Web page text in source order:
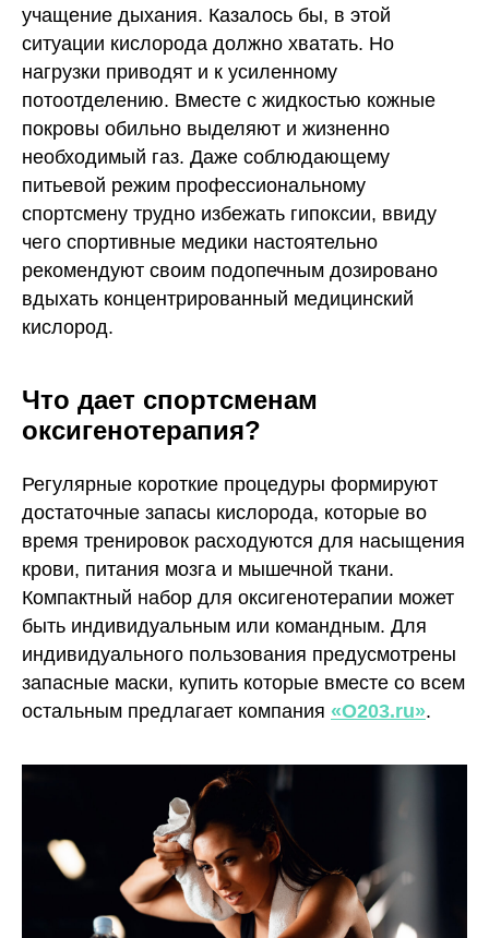
учащение дыхания. Казалось бы, в этой
ситуации кислорода должно хватать. Но
нагрузки приводят и к усиленному
потоотделению. Вместе с жидкостью кожные
покровы обильно выделяют и жизненно
необходимый газ. Даже соблюдающему
питьевой режим профессиональному
спортсмену трудно избежать гипоксии, ввиду
чего спортивные медики настоятельно
рекомендуют своим подопечным дозировано
вдыхать концентрированный медицинский
кислород.
Что дает спортсменам
оксигенотерапия?
Регулярные короткие процедуры формируют
достаточные запасы кислорода, которые во
время тренировок расходуются для насыщения
крови, питания мозга и мышечной ткани.
Компактный набор для оксигенотерапии может
быть индивидуальным или командным. Для
индивидуального пользования предусмотрены
запасные маски, купить которые вместе со всем
остальным предлагает компания «О203.ru».